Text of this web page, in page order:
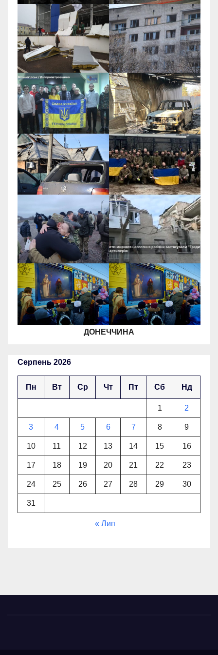
ДОНЕЧЧИНА
Серпень 2026
Пн Вт Ср Чт Пт Сб Нд
1 2
3 4 5 6 7 8 9
10 11 12 13 14 15 16
17 18 19 20 21 22 23
24 25 26 27 28 29 30
31
« Лип